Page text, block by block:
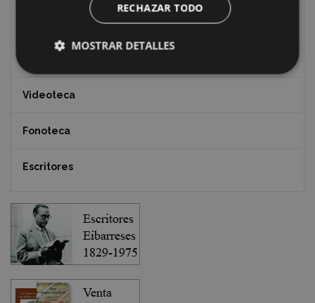
Documentos y artículos
Videoteca
Fonoteca
Escritores
RECHAZAR TODO
MOSTRAR DETALLES